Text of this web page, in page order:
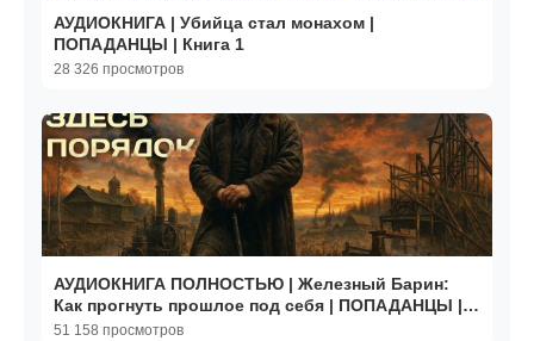
АУДИОКНИГА | Убийца стал монахом |
ПОПАДАНЦЫ | Книга 1
28 326 просмотров
АУДИОКНИГА ПОЛНОСТЬЮ | Железный Барин:
Как прогнуть прошлое под себя | ПОПАДАНЦЫ |
Книга №1
51 158 просмотров